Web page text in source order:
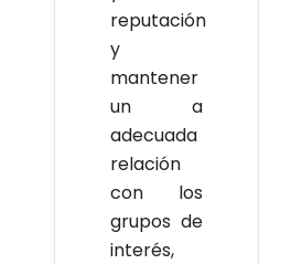
reputación
y
mantener
un a
adecuada
relación
con los
grupos de
interés,